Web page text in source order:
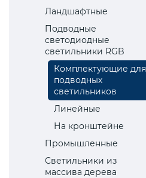
Ландшафтные
Подводные
светодиодные
светильники RGB
Комплектующие для
подводных
светильников
Линейные
На кронштейне
Промышленные
Светильники из
массива дерева